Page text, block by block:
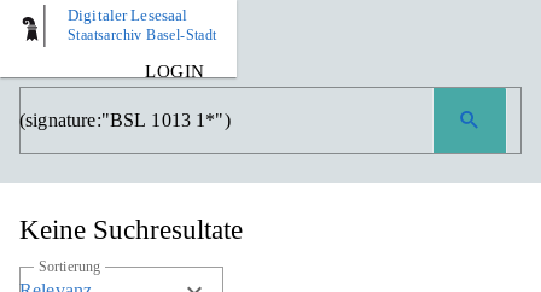
Digitaler Lesesaal
Staatsarchiv Basel-Stadt
LOGIN
Keine Suchresultate
Sortierung